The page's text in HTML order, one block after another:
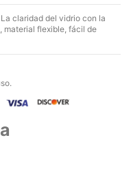
claridad del vidrio con la
material flexible, fácil de